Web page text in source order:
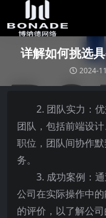
详解如何挑选
2024-
2. 团队实力：
团队，包括前端设
职位，团队间协作
务。
3. 成功案例：
公司在实际操作中
的评价，以了解公司